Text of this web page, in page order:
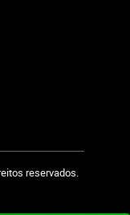
reservados.